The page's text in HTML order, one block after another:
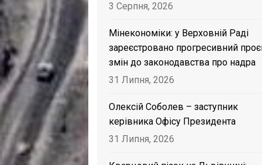
3 Серпня, 2026
Мінекономіки: у Верховній Раді
зареєстровано прогресивний
змін до законодавства про надра
31 Липня, 2026
Олексій Соболев – заступник
керівника Офісу Президента
31 Липня, 2026